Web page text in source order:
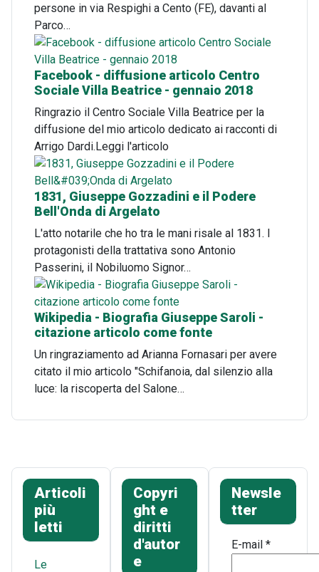
persone in via Respighi a Cento (FE), davanti al
Parco…
Facebook - diffusione articolo Centro
Sociale Villa Beatrice - gennaio 2018
Ringrazio il Centro Sociale Villa Beatrice per la
diffusione del mio articolo dedicato ai racconti di
Arrigo Dardi.Leggi l'articolo
1831, Giuseppe Gozzadini e il Podere
Bell'Onda di Argelato
L'atto notarile che ho tra le mani risale al 1831. I
protagonisti della trattativa sono Antonio
Passerini, il Nobiluomo Signor…
Wikipedia - Biografia Giuseppe Saroli -
citazione articolo come fonte
Un ringraziamento ad Arianna Fornasari per avere
citato il mio articolo "Schifanoia, dal silenzio alla
luce: la riscoperta del Salone…
Articoli
più
letti
Le
Copyri
ght e
diritti
d'autor
e
Newsle
tter
E-mail*